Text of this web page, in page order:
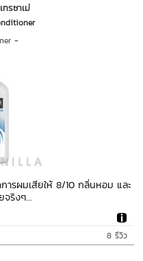
รซาเม่
-
ารผมเสียให้ 8/10 กลิ่นหอม และ
จริงๆ...
8 รีวิว